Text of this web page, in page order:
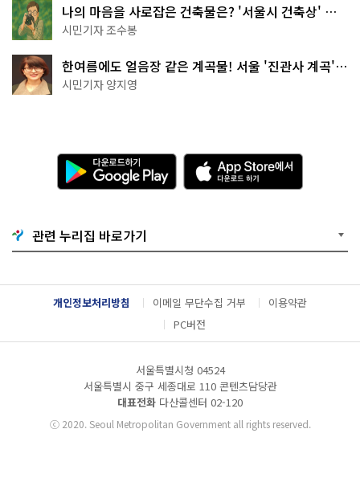
나의 마음을 사로잡은 건축물은? '서울시 건축상' 수
상작 공개!
시민기자 조수봉
한여름에도 얼음장 같은 계곡물! 서울 '진관사 계곡'이
천국이네~
시민기자 양지영
다
운
로
기
G
o
g
l
e
l
A
p
p
e
서
다
운
드
관련 누리집 바로가기
개인정보처리방침 이메일 무단수집 거부
이용약관
PC버전
서울특별시청 04524
서울특별시 중구 세종대로 110 콘텐츠담당관
대표전화 다산콜센터 02-120
ⓒ2020. Seoul Metropolitan Government all rights reserved.